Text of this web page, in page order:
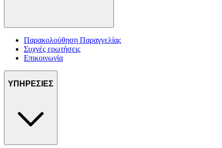
Παρακολούθηση Παραγγελίας
Συχνές ερωτήσεις
Επικοινωνία
ΥΠΗΡΕΣΙΕΣ